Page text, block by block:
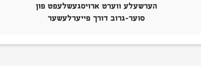
הערשעלע ווערט ארויסגעשלעפט פון
סוער-גרוב דורך פייערלעשער